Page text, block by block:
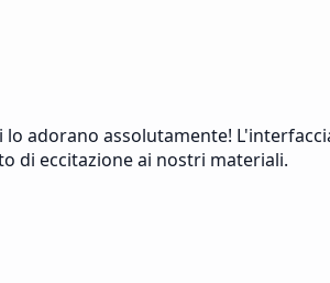
adorano assolutamente!
di eccitazione ai nostri materiali.